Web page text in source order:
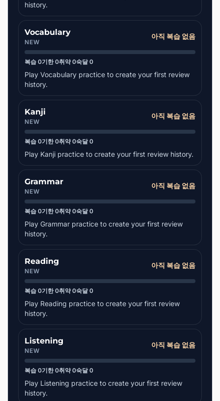
history.
Vocabulary
NEW
아직 복습 없음
복습 0기한 0취약 0숙달 0
Play Vocabulary practice to create your first review
history.
Kanji
NEW
아직 복습 없음
복습 0기한 0취약 0숙달 0
Play Kanji practice to create your first review history.
Grammar
NEW
아직 복습 없음
복습 0기한 0취약 0숙달 0
Play Grammar practice to create your first review
history.
Reading
NEW
아직 복습 없음
복습 0기한 0취약 0숙달 0
Play Reading practice to create your first review
history.
Listening
NEW
아직 복습 없음
복습 0기한 0취약 0숙달 0
Play Listening practice to create your first review
history.